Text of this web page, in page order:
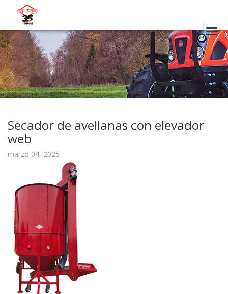
Secador de avellanas con elevador
web
marzo 04, 2025